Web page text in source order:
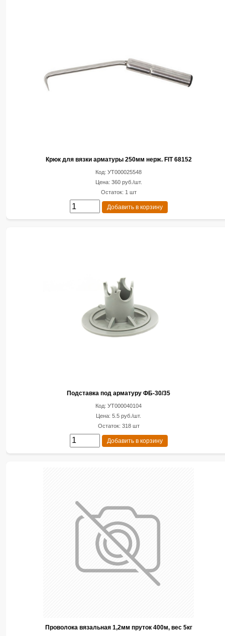
Крюк для вязки арматуры 250мм нерж. FIT 68152
Код: УТ000025548
Цена: 360 руб./шт.
Остаток: 1 шт
Добавить в корзину
Подставка под арматуру ФБ-30/35
Код: УТ000040104
Цена: 5.5 руб./шт.
Остаток: 318 шт
Добавить в корзину
Проволока вязальная 1,2мм пруток 400м, вес 5кг